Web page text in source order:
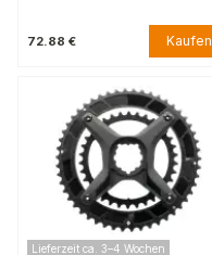
72.88 € Kaufen
Lieferzeit ca. 3–4 Wochen